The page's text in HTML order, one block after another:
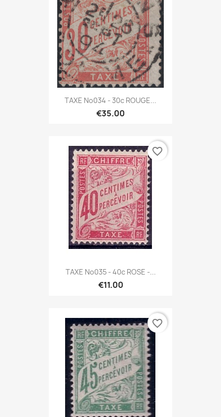
TAXE No034 - 30c ROUGE...
€35.00
TAXE No035 - 40c ROSE -...
€11.00
favorite_border
favorite_border